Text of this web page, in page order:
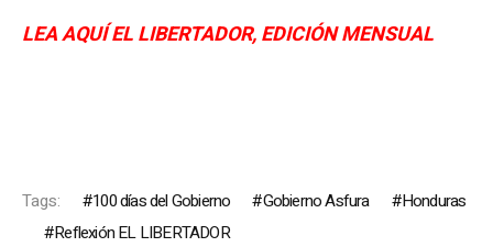
LEA AQUÍ EL LIBERTADOR, EDICIÓN MENSUAL
Tags: 100 días del Gobierno Gobierno Asfura
Honduras
Reflexión EL LIBERTADOR